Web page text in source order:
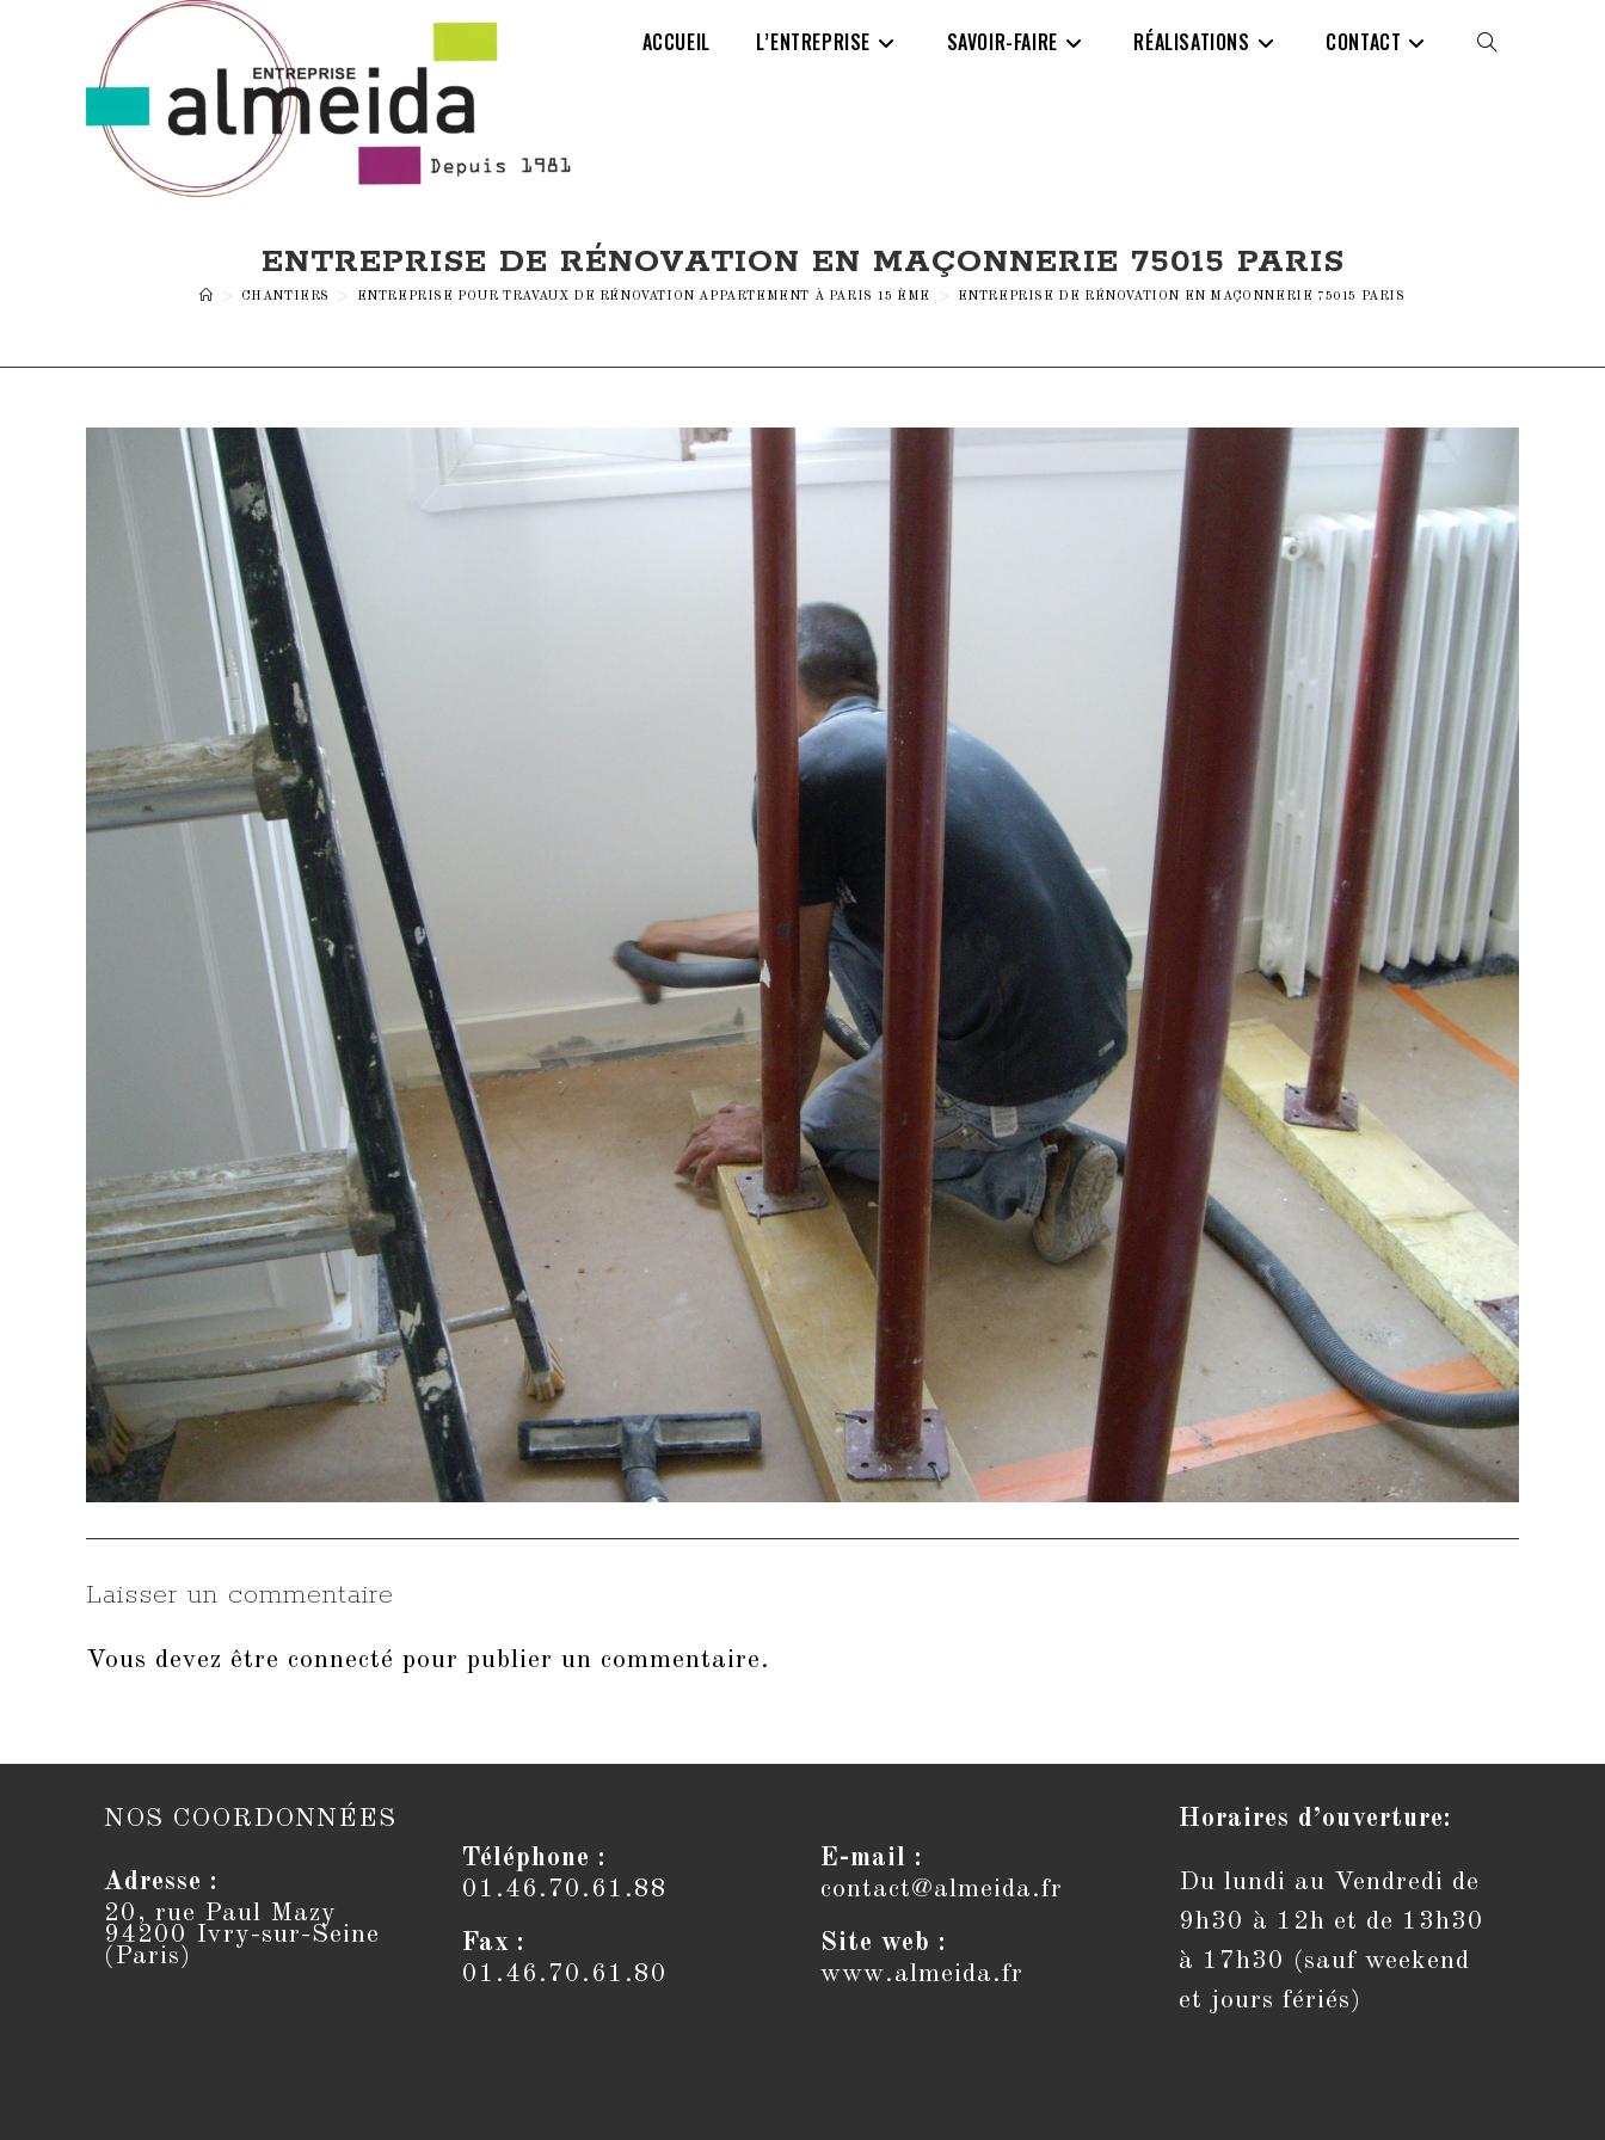
ACCUEIL L’ENTREPRISE SAVOIR-FAIRE RÉALISATIONS CONTACT TOGGLE
ENTREPRISE DE RÉNOVATION EN MAÇONNERIE 75015 PARIS
> CHANTIERS > ENTREPRISE POUR TRAVAUX DE RÉNOVATION APPARTEMENT À PARIS 15 ÈME > ENTREPRISE DE RÉNOVATION EN MAÇONNERIE 75015 PARIS
Laisser un commentaire
Vous devez être connecté pour publier un commentaire.
NOS COORDONNÉES
Adresse :
20, rue Paul Mazy
94200 Ivry-sur-Seine
(Paris)
Téléphone :
01.46.70.61.88
Fax :
01.46.70.61.80
E-mail :
contact@almeida.fr
Site web :
www.almeida.fr
Horaires d’ouverture:
Du lundi au Vendredi de
9h30 à 12h et de 13h30
à 17h30 (sauf weekend
et jours fériés)